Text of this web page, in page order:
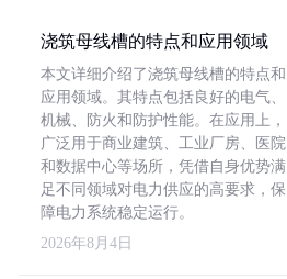
浇筑母线槽的特点和应用领域
本文详细介绍了浇筑母线槽的特点和
应用领域。其特点包括良好的电气、
机械、防火和防护性能。在应用上，
广泛用于商业建筑、工业厂房、医院
和数据中心等场所，凭借自身优势满
足不同领域对电力供应的高要求，保
障电力系统稳定运行。
2026年8月4日